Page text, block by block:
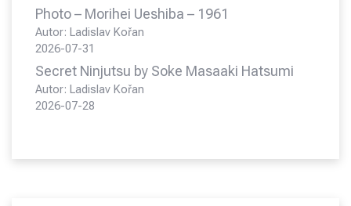
Photo – Morihei Ueshiba – 1961
Autor: Ladislav Kořan
2026-07-31
Secret Ninjutsu by Soke Masaaki Hatsumi
Autor: Ladislav Kořan
2026-07-28